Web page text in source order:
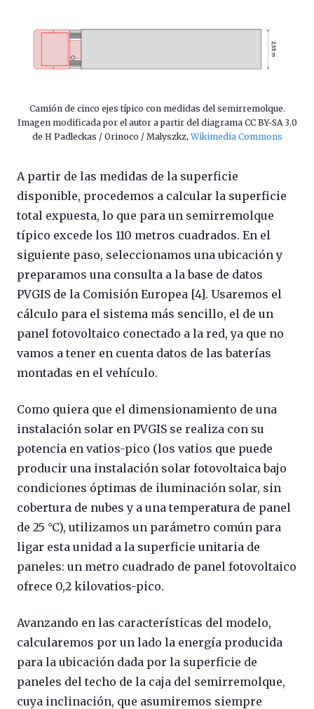
Camión de cinco ejes típico con medidas del semirremolque.
Imagen modificada por el autor a partir del diagrama CC BY-SA 3.0
de H Padleckas / Orinoco / Malyszkz,Wikimedia Commons
A partir de las medidas de la superficie
disponible, procedemos a calcular la superficie
total expuesta, lo que para un semirremolque
típico excede los 110 metros cuadrados. En el
siguiente paso, seleccionamos una ubicación y
preparamos una consulta a la base de datos
PVGIS de la Comisión Europea [4]. Usaremos el
cálculo para el sistema más sencillo, el de un
panel fotovoltaico conectado a la red, ya que no
vamos a tener en cuenta datos de las baterías
montadas en el vehículo.
Como quiera que el dimensionamiento de una
instalación solar en PVGIS se realiza con su
potencia en vatios-pico (los vatios que puede
producir una instalación solar fotovoltaica bajo
condiciones óptimas de iluminación solar, sin
cobertura de nubes y a una temperatura de panel
de 25 °C), utilizamos un parámetro común para
ligar esta unidad a la superficie unitaria de
paneles: un metro cuadrado de panel fotovoltaico
ofrece 0,2 kilovatios-pico.
Avanzando en las características del modelo,
calcularemos por un lado la energía producida
para la ubicación dada por la superficie de
paneles del techo de la caja del semirremolque,
cuya inclinación, que asumiremos siempre